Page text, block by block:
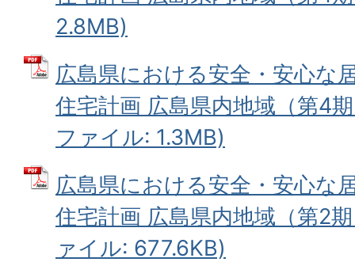
2.8MB)
広島県における安全・安心な
住宅計画 広島県内地域（第4
ファイル: 1.3MB)
広島県における安全・安心な
住宅計画 広島県内地域（第2
ァイル: 677.6KB)